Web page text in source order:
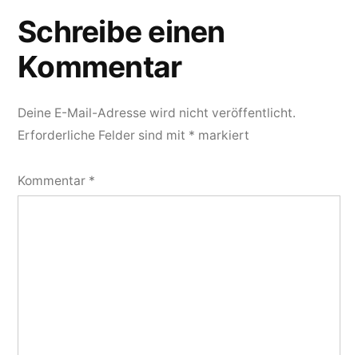
Schreibe einen
Kommentar
Deine E-Mail-Adresse wird nicht veröffentlicht.
Erforderliche Felder sind mit * markiert
Kommentar *